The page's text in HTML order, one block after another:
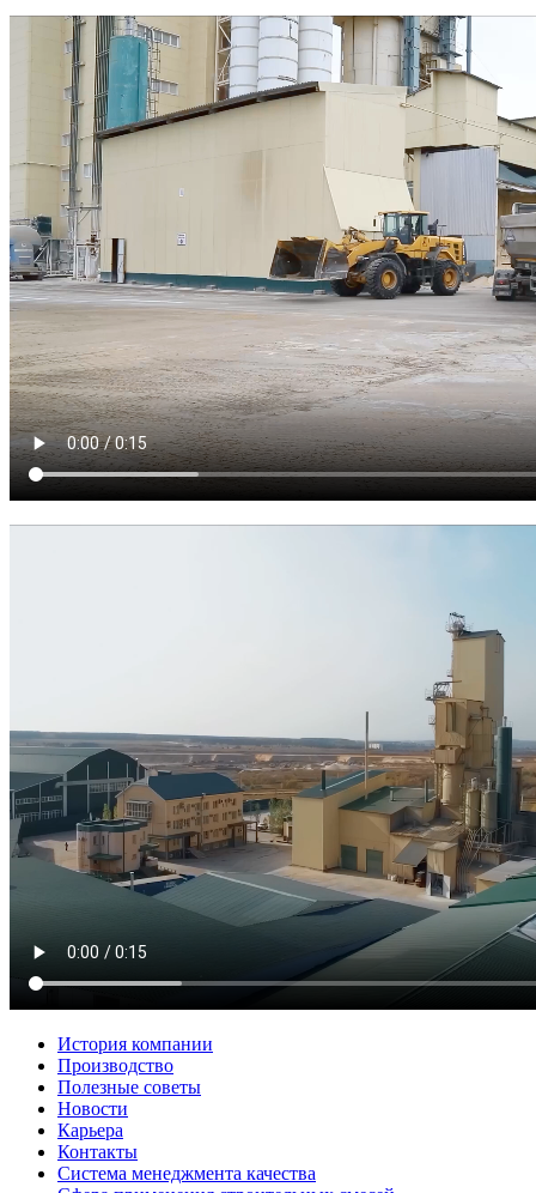
История компании
Производство
Полезные советы
Новости
Карьера
Контакты
Система менеджмента качества